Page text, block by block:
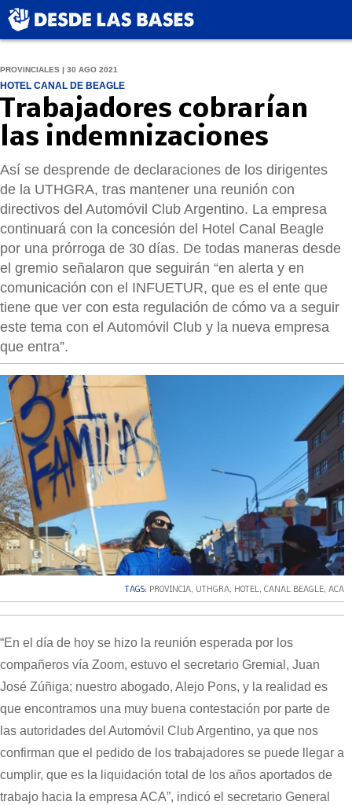
PROVINCIALES | 30 AGO 2021
HOTEL CANAL DE BEAGLE
Trabajadores cobrarían
las indemnizaciones
Así se desprende de declaraciones de los dirigentes
de la UTHGRA, tras mantener una reunión con
directivos del Automóvil Club Argentino. La empresa
continuará con la concesión del Hotel Canal Beagle
por una prórroga de 30 días. De todas maneras desde
el gremio señalaron que seguirán “en alerta y en
comunicación con el INFUETUR, que es el ente que
tiene que ver con esta regulación de cómo va a seguir
este tema con el Automóvil Club y la nueva empresa
que entra”.
TAGS: PROVINCIA, UTHGRA, HOTEL, CANAL BEAGLE, ACA
“En el día de hoy se hizo la reunión esperada por los
compañeros vía Zoom, estuvo el secretario Gremial, Juan
José Zúñiga; nuestro abogado, Alejo Pons, y la realidad es
que encontramos una muy buena contestación por parte de
las autoridades del Automóvil Club Argentino, ya que nos
confirman que el pedido de los trabajadores se puede llegar a
cumplir, que es la liquidación total de los años aportados de
trabajo hacia la empresa ACA”, indicó el secretario General